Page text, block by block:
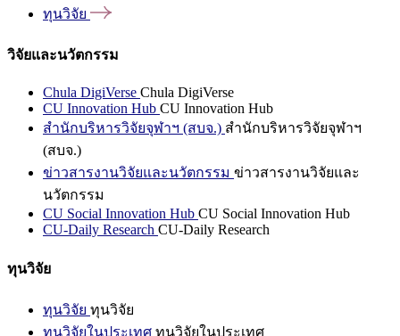
ทุนวิจัย
วิจัยและนวัตกรรม
Chula DigiVerse Chula DigiVerse
CU Innovation Hub CU Innovation Hub
สำนักบริหารวิจัยจุฬาฯ (สบจ.) สำนักบริหารวิจัยจุฬาฯ
(สบจ.)
ข่าวสารงานวิจัยและนวัตกรรม ข่าวสารงานวิจัยและ
นวัตกรรม
CU Social Innovation Hub CU Social Innovation Hub
CU-Daily Research CU-Daily Research
ทุนวิจัย
ทุนวิจัย ทุนวิจัย
ทุนวิจัยในประเทศ ทุนวิจัยในประเทศ